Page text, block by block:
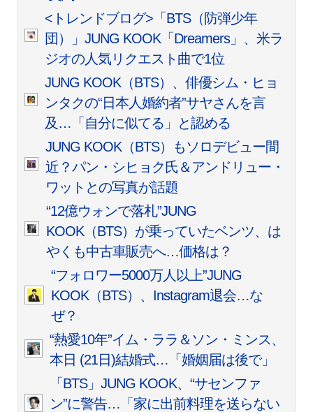
<トレンドブログ>「BTS（防弾少年
団）」JUNG KOOK「Dreamers」、米ラ
ジオの人気リクエスト曲で1位
JUNG KOOK（BTS）、俳優シム・ヒョ
ンタクの“日本人婚約者”サヤさんを言
及…「自分に似てる」と認める
JUNG KOOK（BTS）もソロデビュー間
近？パン・シヒョク氏＆アンドリュー・
ワットとの写真が話題
“12億ウォンで落札”JUNG
KOOK（BTS）が乗っていたベンツ、は
やくも中古車販売へ…価格は？
“フォロワー5000万人以上”JUNG
KOOK（BTS）、Instagram退会…な
ぜ？
“熱愛10年”イム・ララ＆ソン・ミンス、
本日 (21日)結婚式…「婚姻届は後で」
「BTS」JUNG KOOK、“サセンファ
ン”に警告…「家に出前料理を送らない